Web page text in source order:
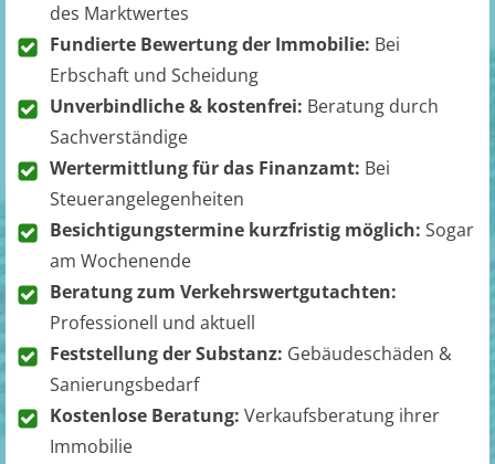
des Marktwertes
Fundierte Bewertung der Immobilie: Bei
Erbschaft und Scheidung
Unverbindliche & kostenfrei: Beratung durch
Sachverständige
Wertermittlung für das Finanzamt: Bei
Steuerangelegenheiten
Besichtigungstermine kurzfristig möglich: Sogar
am Wochenende
Beratung zum Verkehrswertgutachten:
Professionell und aktuell
Feststellung der Substanz: Gebäudeschäden &
Sanierungsbedarf
Kostenlose Beratung: Verkaufsberatung ihrer
Immobilie